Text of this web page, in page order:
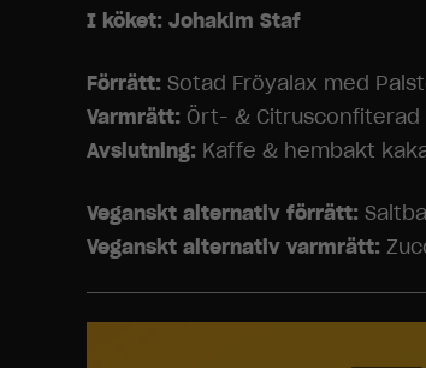
I köket: Johakim Staf
Förrätt: Sotad Fröyalax med
Varmrätt: Ört- &
Avslutning: Kaffe & hembakt
Veganskt alternativ förrätt:
Veganskt alternativ varmrätt: